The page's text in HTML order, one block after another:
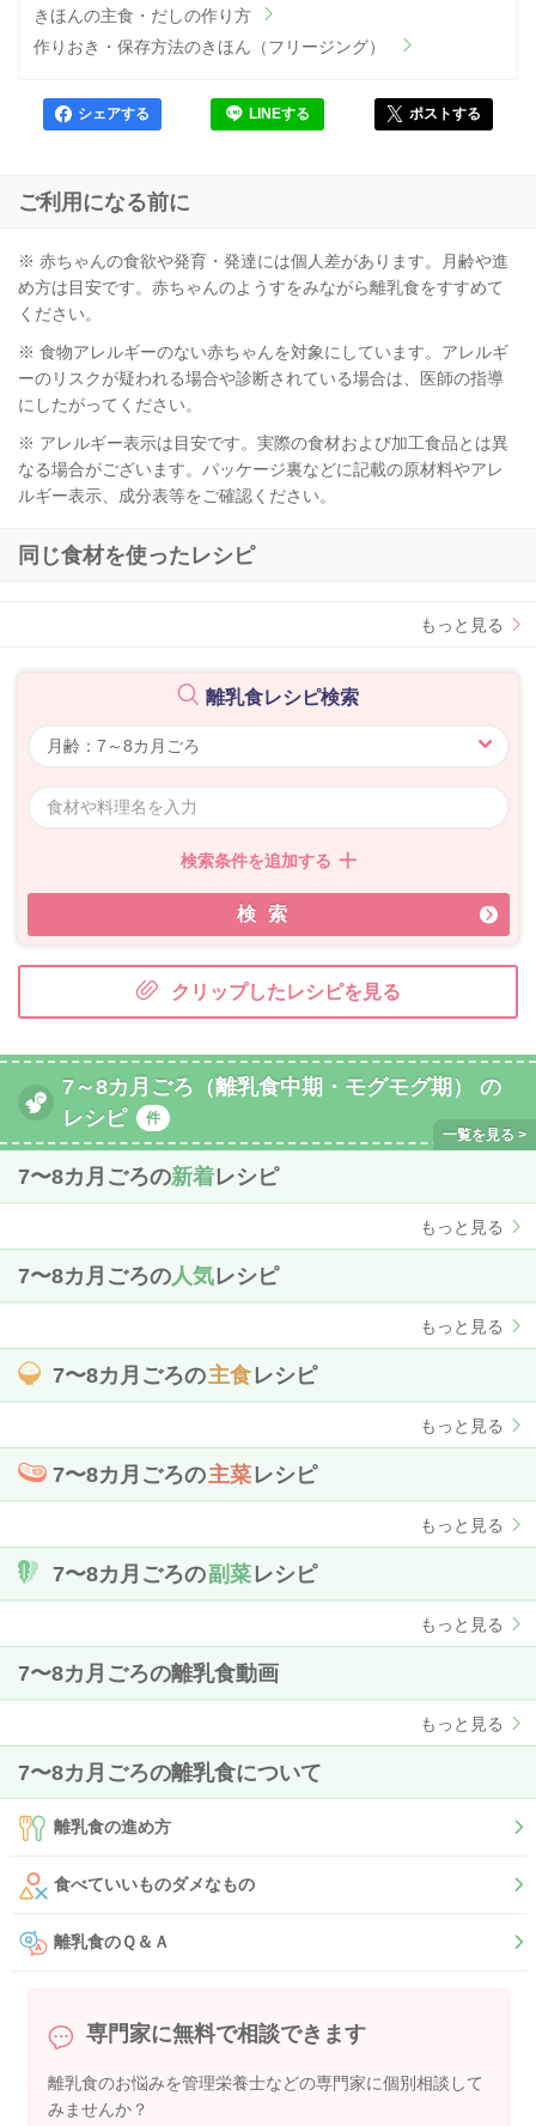
きほんの主食・だしの作り方
作りおき・保存方法のきほん（フリージング）
シェアする LINEする ポストする
ご利用になる前に
※ 赤ちゃんの食欲や発育・発達には個人差があります。月齢や進
め方は目安です。赤ちゃんのようすをみながら離乳食をすすめて
ください。
※ 食物アレルギーのない赤ちゃんを対象にしています。アレルギ
ーのリスクが疑われる場合や診断されている場合は、医師の指導
にしたがってください。
※ アレルギー表示は目安です。実際の食材および加工食品とは異
なる場合がございます。パッケージ裏などに記載の原材料やアレ
ルギー表示、成分表等をご確認ください。
同じ食材を使ったレシピ
もっと見る
離乳食レシピ検索
検索条件を追加する
検索
クリップしたレシピを見る
7～8カ月ごろ（離乳食中期・モグモグ期） の
レシピ
件
7〜8カ月ごろの新着レシピ
もっと見る
7〜8カ月ごろの人気レシピ
もっと見る
7〜8カ月ごろの主食レシピ
もっと見る
7〜8カ月ごろの主菜レシピ
もっと見る
7〜8カ月ごろの副菜レシピ
もっと見る
7〜8カ月ごろの離乳食動画
もっと見る
7〜8カ月ごろの離乳食について
離乳食の進め方
食べていいものダメなもの
離乳食のＱ＆Ａ
専門家に無料で相談できます
離乳食のお悩みを管理栄養士などの専門家に個別相談して
みませんか？